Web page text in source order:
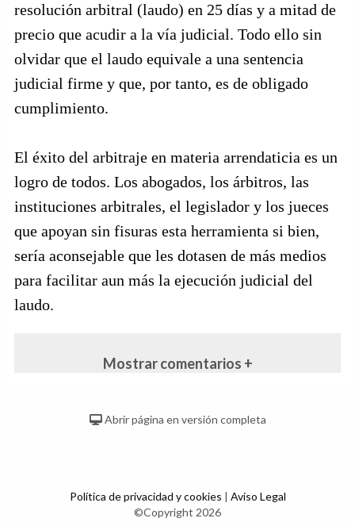
resolución arbitral (laudo) en 25 días y a mitad de
precio que acudir a la vía judicial. Todo ello sin
olvidar que el laudo equivale a una sentencia
judicial firme y que, por tanto, es de obligado
cumplimiento.
El éxito del arbitraje en materia arrendaticia es un
logro de todos. Los abogados, los árbitros, las
instituciones arbitrales, el legislador y los jueces
que apoyan sin fisuras esta herramienta si bien,
sería aconsejable que les dotasen de más medios
para facilitar aun más la ejecución judicial del
laudo.
Mostrar comentarios +
Abrir página en versión completa
Política de privacidad y cookies | Aviso Legal
©Copyright 2026